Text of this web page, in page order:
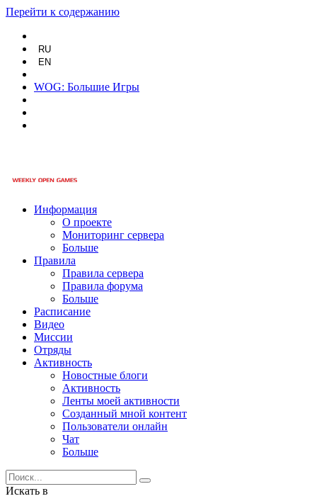
Перейти к содержанию
RU
EN
WOG: Большие Игры
Информация
О проекте
Мониторинг сервера
Больше
Правила
Правила сервера
Правила форума
Больше
Расписание
Видео
Миссии
Отряды
Активность
Новостные блоги
Активность
Ленты моей активности
Созданный мной контент
Пользователи онлайн
Чат
Больше
Искать в